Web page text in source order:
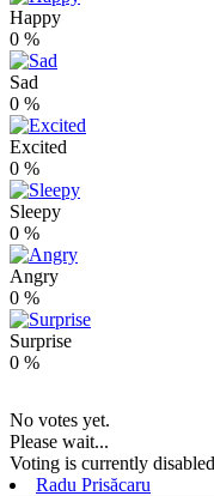
Happy
0 %
Sad
0 %
Excited
0 %
Sleepy
0 %
Angry
0 %
Surprise
0 %
No votes yet.
Please wait...
Voting is currently
Radu Prisăcaru